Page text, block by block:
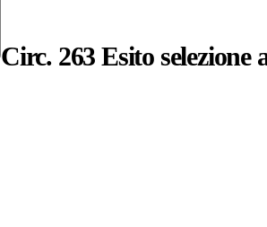
Circ. 263 Esito selezione